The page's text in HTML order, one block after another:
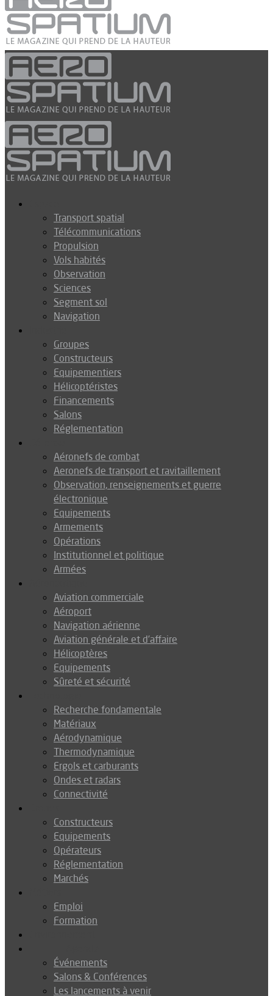
Transport spatial
Télécommunications
Propulsion
Vols habités
Observation
Sciences
Segment sol
Navigation
Groupes
Constructeurs
Equipementiers
Hélicoptéristes
Financements
Salons
Réglementation
Aéronefs de combat
Aeronefs de transport et ravitaillement
Observation, renseignements et guerre
électronique
Equipements
Armements
Opérations
Institutionnel et politique
Armées
Aviation commerciale
Aéroport
Navigation aérienne
Aviation générale et d’affaire
Hélicoptères
Equipements
Sûreté et sécurité
Recherche fondamentale
Matériaux
Aérodynamique
Thermodynamique
Ergols et carburants
Ondes et radars
Connectivité
Constructeurs
Equipements
Opérateurs
Réglementation
Marchés
Emploi
Formation
Événements
Salons & Conférences
Les lancements à venir